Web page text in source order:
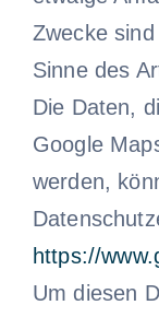
Zwecke
Sinne des
Die Daten,
Google
werden,
https://
Um diesen